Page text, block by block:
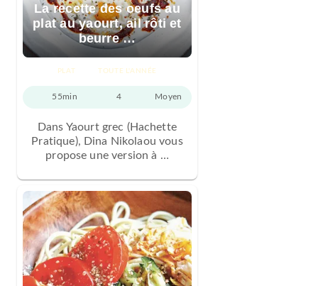
La recette des oeufs au
plat au yaourt, ail rôti et
beurre …
PLAT TOUTE L'ANNÉE
55min 4 Moyen
Dans Yaourt grec (Hachette
Pratique), Dina Nikolaou vous
propose une version à …